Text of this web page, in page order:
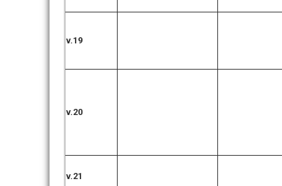
v.19
v.20
v.21